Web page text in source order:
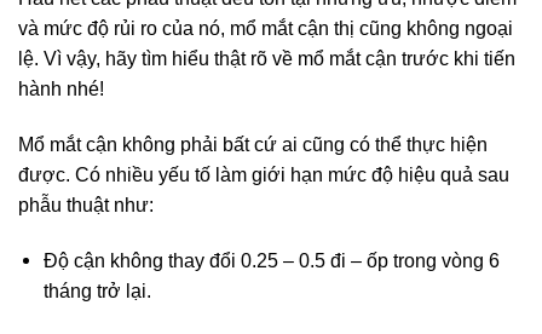
và mức độ rủi ro của nó, mổ mắt cận thị cũng không ngoại
lệ. Vì vậy, hãy tìm hiểu thật rõ về mổ mắt cận trước khi tiến
hành nhé!
Mổ mắt cận không phải bất cứ ai cũng có thể thực hiện
được. Có nhiều yếu tố làm giới hạn mức độ hiệu quả sau
phẫu thuật như:
Độ cận không thay đổi 0.25 – 0.5 đi – ốp trong vòng 6
tháng trở lại.